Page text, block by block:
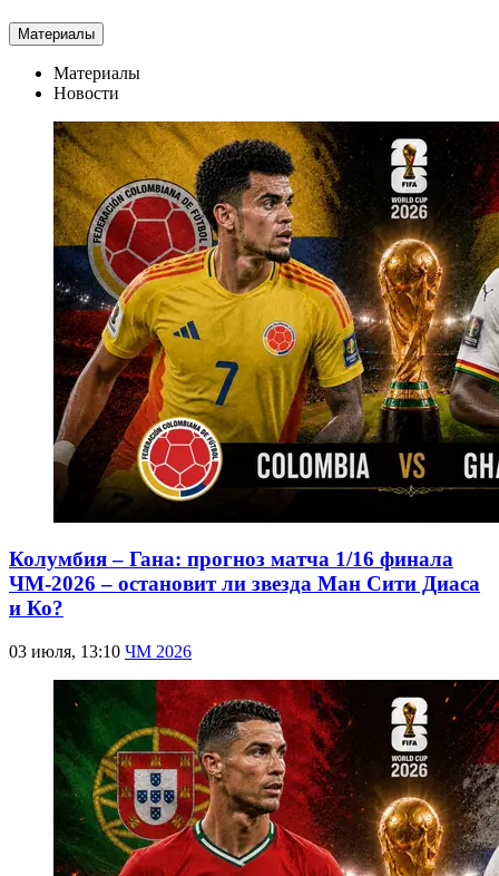
Материалы
Материалы
Новости
Колумбия – Гана: прогноз матча 1/16 финала
ЧМ-2026 – остановит ли звезда Ман Сити Диаса
и Ко?
03 июля, 13:10 ЧМ 2026